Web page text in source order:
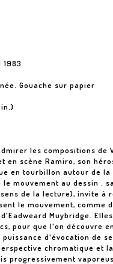
1983
Gouache sur papier
in.)
les compositions de
en scène Ramiro, son
en tourbillon autour de
mouvement au dessin :
de la lecture), invite à
le mouvement, comme
Muybridge.
pour que l'on découvre
d'évocation de
chromatique et
progressivement